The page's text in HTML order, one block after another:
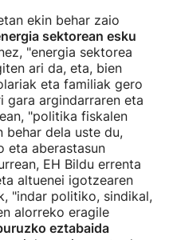
ekin behar zaio
sektorean esku
"energia sektorea
ari da, eta, bien
eta familiak gero
gara argindarraren eta
"politika fiskalen
behar dela uste du,
eta aberastasun
EH Bildu errenta
altuenei igotzearen
"indar politiko, sindikal,
alorreko eragile
eztabaida